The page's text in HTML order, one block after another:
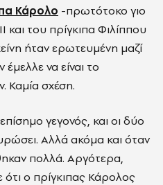
Κάρολο -πρωτότοκο γιο
και του πρίγκιπα Φιλίππου
ήταν ερωτευμένη μαζί
να είναι το
Καμία σχέση.
γεγονός, και οι δύο
Αλλά ακόμα και όταν
πολλά. Αργότερα,
ο πρίγκιπας Κάρολος